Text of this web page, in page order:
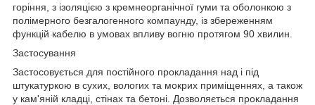
горіння, з ізоляцією з кремнеорганічної гуми та оболонкою з
полімерного безгалогенного компаунду, із збереженням
функцій кабелю в умовах впливу вогню протягом 90 хвилин.
Застосування
Застосовується для постійного прокладання над і під
штукатуркою в сухих, вологих та мокрих приміщеннях, а також
у кам'яній кладці, стінах та бетоні. Дозволяється прокладання